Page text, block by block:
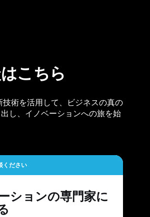
こちら
術を活用して、ビジネスの真の
し、イノベーションへの旅を始
ください
ションの専門家に